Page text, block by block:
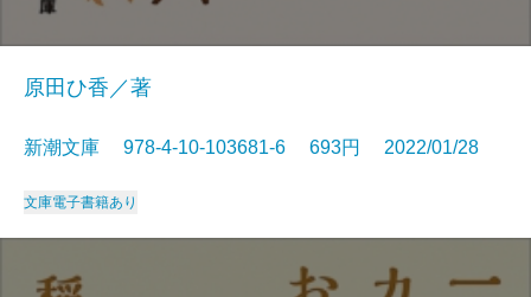
原田ひ香／著
新潮文庫 978-4-10-103681-6 693円 2022/01/28
文庫電子書籍あり